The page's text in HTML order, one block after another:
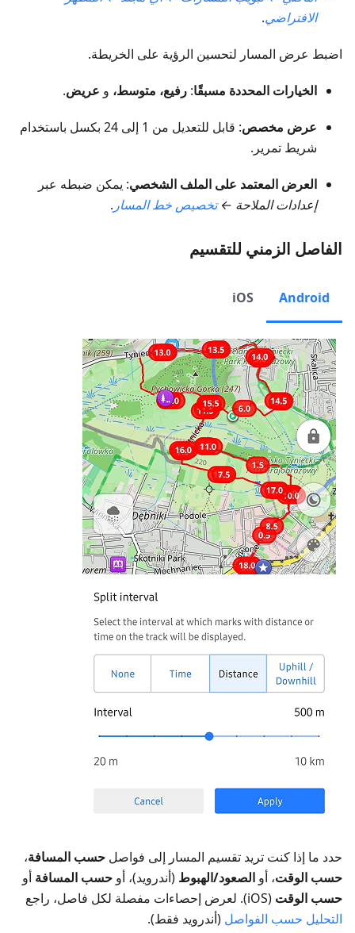
الافتراضي.
اضبط عرض المسار لتحسين الرؤية على الخريطة.
الخيارات المحددة مسبقًا: رفيع، متوسط، و عريض.
عرض مخصص
: قابل للتعديل من 1 إلى 24 بكسل باستخدام
شريط تمرير.
العرض المعتمد على الملف الشخصي: يمكن ضبطه عبر
إعدادات الملاحة ←تخصيص خط المسار .
الفاصل الزمني للتقسيم
Android
iOS
حدد ما إذا كنت تريد تقسيم المسار إلى فواصل حسب المسافة،
حسب الوقت، أو الصعود/الهبوط (أندرويد)، أو حسب المسافة أو
حسب الوقت (iOS). لعرض إحصاءات مفصلة لكل فاصل، راجع
التحليل حسب الفواصل (أندرويد فقط).